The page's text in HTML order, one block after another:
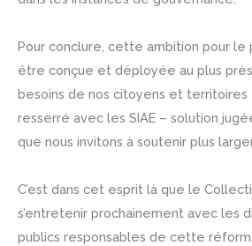
Pour conclure, cette ambition pour le
être conçue et déployée au plus
besoins de nos citoyens et territoires
resserré avec les SIAE – solution
que nous invitons à soutenir plus
C’est dans cet esprit là que le
s’entretenir prochainement avec les
publics responsables de cette